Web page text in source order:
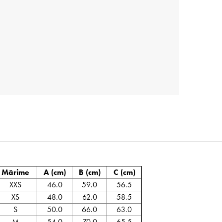
Mărime A (cm) B (cm)
C (cm)
XXS
46.0 59.0
56.5
XS
48.0 62.0
58.5
S
50.0 66.0
63.0